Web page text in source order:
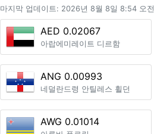
마지막 업데이트: 2026년 8월 8일 8:54 오전
AED 0.02067
아랍에미레이트 디르함
ANG 0.00993
네덜란드령 안틸레스 휠던
AWG 0.01014